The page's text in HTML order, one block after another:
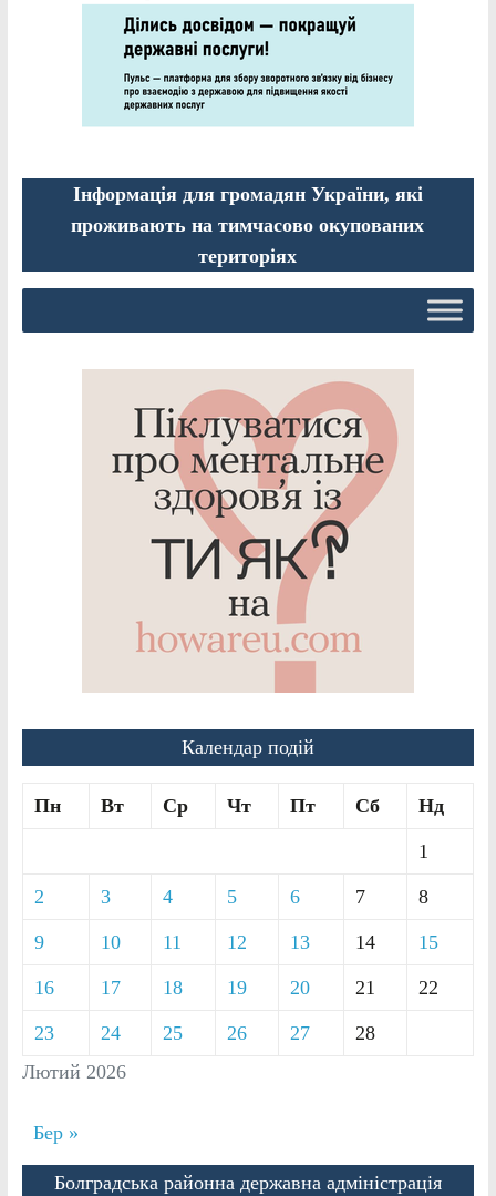
Інформація для громадян України, які
проживають на тимчасово окупованих
територіях
Календар подій
Лютий 2026
Пн Вт Ср Чт Пт Сб Нд
1
2 3 4 5 6 7 8
9 10 11 12 13 14 15
16 17 18 19 20 21 22
23 24 25 26 27 28
Бер »
Болградська районна державна адміністрація